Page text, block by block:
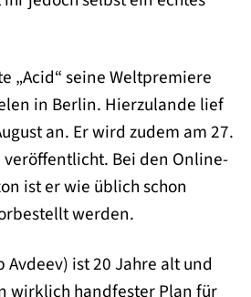
„Acid“ seine Weltpremiere
in Berlin. Hierzulande lief
an. Er wird zudem am 27.
veröffentlicht. Bei den Online-
ist er wie üblich schon
werden.
Avdeev) ist 20 Jahre alt und
wirklich handfester Plan für